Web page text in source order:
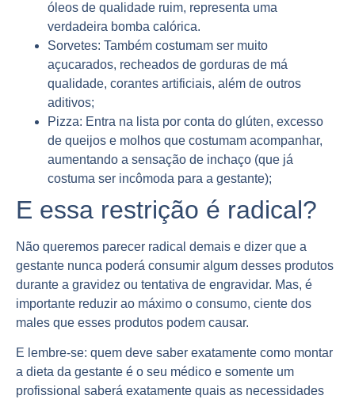
óleos de qualidade ruim, representa uma
verdadeira bomba calórica.
Sorvetes: Também costumam ser muito
açucarados, recheados de gorduras de má
qualidade, corantes artificiais, além de outros
aditivos;
Pizza: Entra na lista por conta do glúten, excesso
de queijos e molhos que costumam acompanhar,
aumentando a sensação de inchaço (que já
costuma ser incômoda para a gestante);
E essa restrição é radical?
Não queremos parecer radical demais e dizer que a
gestante nunca poderá consumir algum desses produtos
durante a gravidez ou tentativa de engravidar. Mas, é
importante reduzir ao máximo o consumo, ciente dos
males que esses produtos podem causar.
E lembre-se: quem deve saber exatamente como montar
a dieta da gestante é o seu médico e somente um
profissional saberá exatamente quais as necessidades